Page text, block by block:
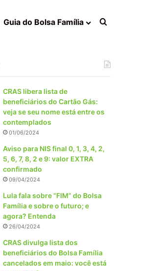
Guia do Bolsa Família Procurar por
CRAS libera lista de
beneficiários do Cartão Gás:
veja se seu nome está entre os
contemplados
01/06/2024
Aviso para NIS final 0, 1, 3, 4, 2,
5, 6, 7, 8, 2 e 9: valor EXTRA
confirmado
09/04/2024
Lula fala sobre “FIM” do Bolsa
Família e sobre o futuro; e
agora? Entenda
26/04/2024
CRAS divulga lista dos
beneficiários do Bolsa Família
cancelados em maio: você está